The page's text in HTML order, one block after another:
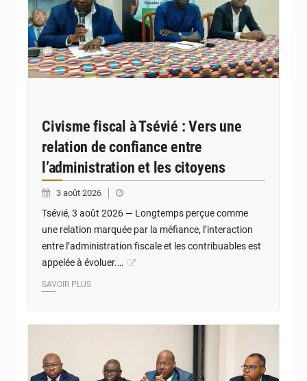
Civisme fiscal à Tsévié : Vers une
relation de confiance entre
l’administration et les citoyens
3 août 2026
Tsévié, 3 août 2026 — Longtemps perçue comme
une relation marquée par la méfiance, l’interaction
entre l’administration fiscale et les contribuables est
appelée à évoluer.…
SAVOIR PLUS